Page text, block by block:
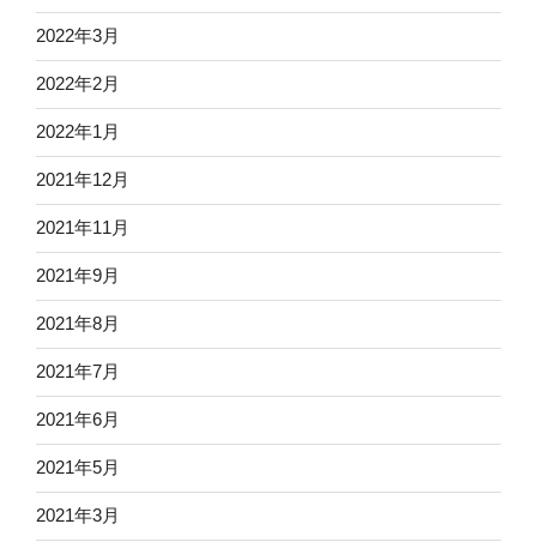
2022年3月
2022年2月
2022年1月
2021年12月
2021年11月
2021年9月
2021年8月
2021年7月
2021年6月
2021年5月
2021年3月